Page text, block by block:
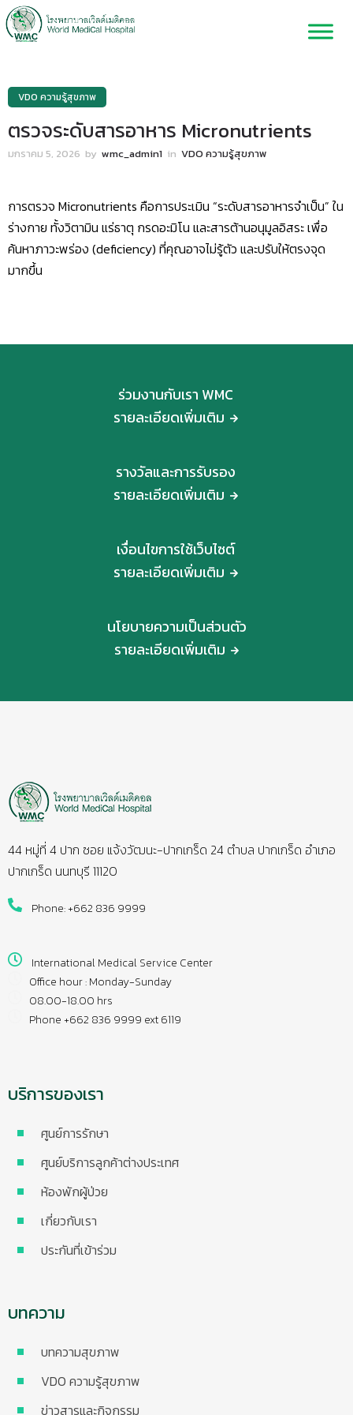
VDO ความรู้สุขภาพ
ตรวจระดับสารอาหาร Micronutrients
มกราคม 5, 2026 by wmc_admin1 in VDO ความรู้สุขภาพ
การตรวจ Micronutrients คือการประเมิน “ระดับสารอาหารจำเป็น” ใน
ร่างกาย ทั้งวิตามิน แร่ธาตุ กรดอะมิโน และสารต้านอนุมูลอิสระ เพื่อ
ค้นหาภาวะพร่อง (deficiency) ที่คุณอาจไม่รู้ตัว และปรับให้ตรงจุด
มากขึ้น
ร่วมงานกับเรา WMC
รายละเอียดเพิ่มเติม
รางวัลและการรับรอง
รายละเอียดเพิ่มเติม
เงื่อนไขการใช้เว็บไซต์
รายละเอียดเพิ่มเติม
นโยบายความเป็นส่วนตัว
รายละเอียดเพิ่มเติม
44 หมู่ที่ 4 ปาก ซอย แจ้งวัฒนะ-ปากเกร็ด 24 ตำบล ปากเกร็ด อำเภอ
ปากเกร็ด นนทบุรี 11120
Phone: +662 836 9999
International Medical Service Center
Office hour : Monday-Sunday
08.00-18.00 hrs
Phone +662 836 9999 ext 6119
บริการของเรา
ศูนย์การรักษา
ศูนย์บริการลูกค้าต่างประเทศ
ห้องพักผู้ป่วย
เกี่ยวกับเรา
ประกันที่เข้าร่วม
บทความ
บทความสุขภาพ
VDO ความรู้สุขภาพ
ข่าวสารและกิจกรรม